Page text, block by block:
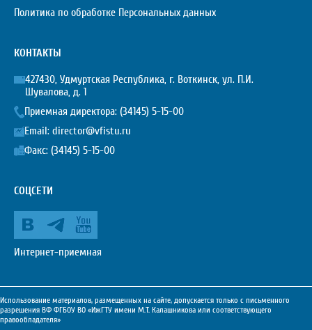
Политика по обработке Персональных данных
КОНТАКТЫ
427430, Удмуртская Республика, г. Воткинск, ул. П.И.
Шувалова, д. 1
Приемная директора: (34145) 5-15-00
Email: director@vfistu.ru
Факс: (34145) 5-15-00
СОЦСЕТИ
Интернет-приемная
Использование материалов, размещенных на сайте, допускается только с письменного
разрешения ВФ ФГБОУ ВО «ИжГТУ имени М.Т. Калашникова или соответствующего
правообладателя»